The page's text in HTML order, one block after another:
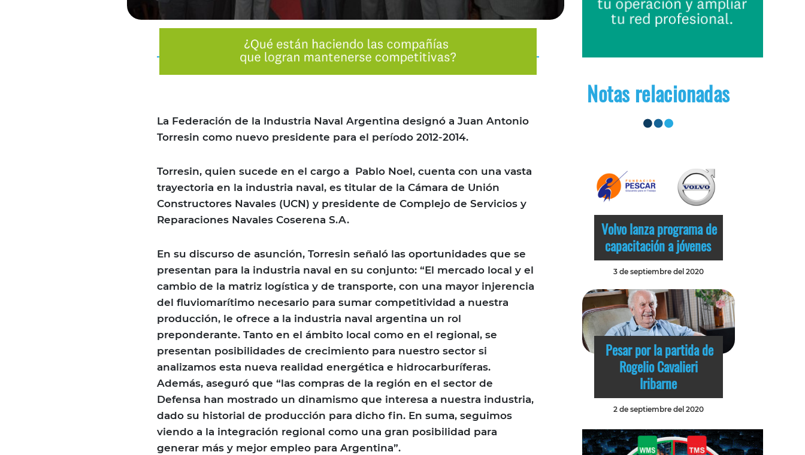
La Federación de la Industria Naval Argentina designó a Juan Antonio
Torresin como nuevo presidente para el período 2012-2014.
Torresin, quien sucede en el cargo a Pablo Noel, cuenta con una vasta
trayectoria en la industria naval, es titular de la Cámara de Unión
Constructores Navales (UCN) y presidente de Complejo de Servicios y
Reparaciones Navales Coserena S.A.
En su discurso de asunción, Torresin señaló las oportunidades que se
presentan para la industria naval en su conjunto: “El mercado local y el
cambio de la matriz logística y de transporte, con una mayor injerencia
del fluviomarítimo necesario para sumar competitividad a nuestra
producción, le ofrece a la industria naval argentina un rol
preponderante. Tanto en el ámbito local como en el regional, se
presentan posibilidades de crecimiento para nuestro sector si
analizamos esta nueva realidad energética e hidrocarburíferas.
Además, aseguró que “las compras de la región en el sector de
Defensa han mostrado un dinamismo que interesa a nuestra industria,
dado su historial de producción para dicho fin. En suma, seguimos
viendo a la integración regional como una gran posibilidad para
generar más y mejor empleo para Argentina”.
Notas relacionadas
Volvo lanza programa de
capacitación a jóvenes
3 de septiembre del 2020
Pesar por la partida de
Rogelio Cavalieri
Iribarne
2 de septiembre del 2020